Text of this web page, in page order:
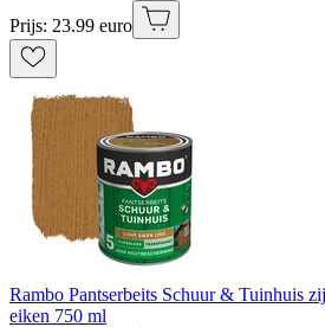
Prijs: 23.99 euro
Rambo Pantserbeits Schuur & Tuinhuis
eiken 750 ml